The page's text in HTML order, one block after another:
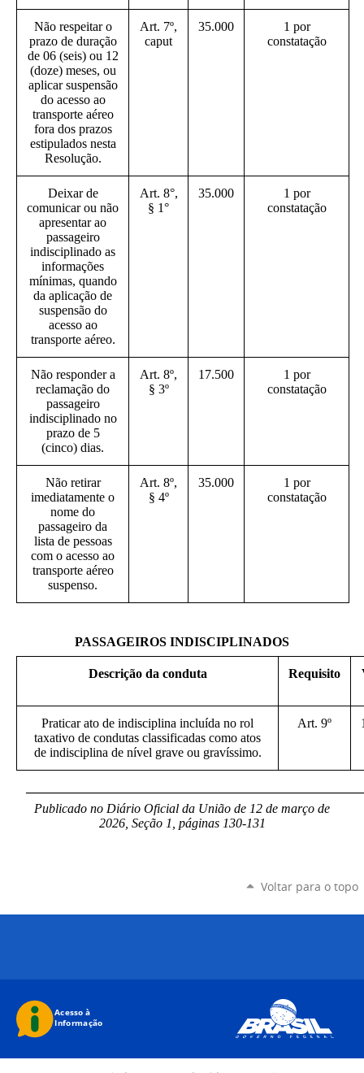
Não respeitar o
prazo de duração
de 06 (seis) ou 12
(doze) meses, ou
aplicar suspensão
do acesso ao
transporte aéreo
fora dos prazos
estipulados nesta
Resolução.
Art. 7º,
caput
35.000
1 por
constatação
Deixar de
comunicar ou não
apresentar ao
passageiro
indisciplinado as
informações
mínimas, quando
da aplicação de
suspensão do
acesso ao
transporte aéreo.
Art. 8°,
§ 1°
35.000
1 por
constatação
Não responder a
reclamação do
passageiro
indisciplinado no
prazo de 5
(cinco) dias.
Art. 8º,
§ 3º
17.500
1 por
constatação
Não retirar
imediatamente o
nome do
passageiro da
lista de pessoas
com o acesso ao
transporte aéreo
suspenso.
Art. 8º,
§ 4º
35.000
1 por
constatação
PASSAGEIROS INDISCIPLINADOS
Descrição da conduta Requisito
Praticar ato de indisciplina incluída no rol
taxativo de condutas classificadas como atos
de indisciplina de nível grave ou gravíssimo.
Art. 9º
Publicado no Diário Oficial da União de 12 de março de
2026, Seção 1, páginas 130-131
Voltar para o topo